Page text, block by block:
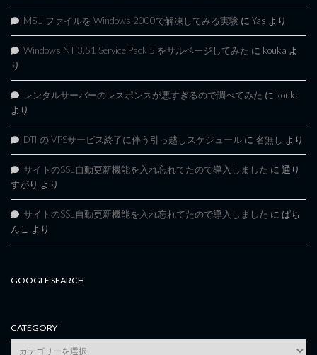
MSU ファイルを Windows 2000で解凍してみる実験 に Yas より
Windows NT 3.51 Service Pack 5 をサルベージしてみた に kouka よ
り
レンタルサーバーのレスポンスが悪すぎるので調べてみた に kouka
より
DTI の VPSサービス終了に伴う引っ越しスケジュール に 名無し より
サイトのSSL自動更新機能を入れ忘れてたので導入しました に 通り
すがり より
サイトのSSL自動更新機能を入れ忘れてたので導入しました に ぱち
んこ より
GOOGLE SEARCH
CATEGORY
category